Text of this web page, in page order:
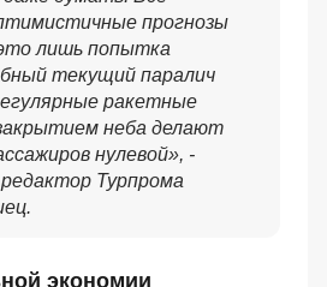
прогнозы
лишь попытка
текущий паралич
ракетные
неба делают
нулевой», -
Турпрома
экономии